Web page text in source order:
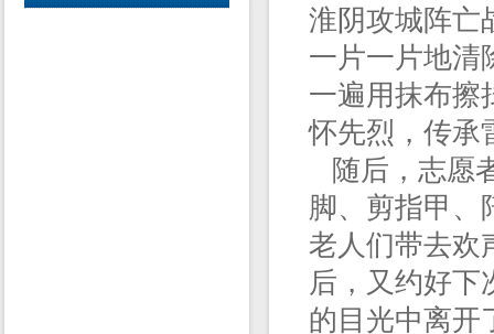
淮阴攻城阵亡
一片一片地清
一遍用抹布擦
怀先烈，传承
随后，志愿
脚、剪指甲、
老人们带去欢
后，又约好下
的目光中离开